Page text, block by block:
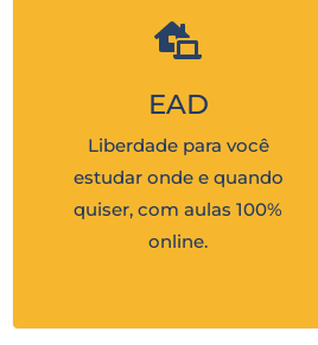
EAD
Liberdade para você
estudar onde e quando
quiser, com aulas 100%
online.